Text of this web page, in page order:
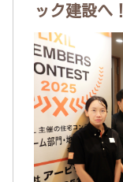
ック建設へ！